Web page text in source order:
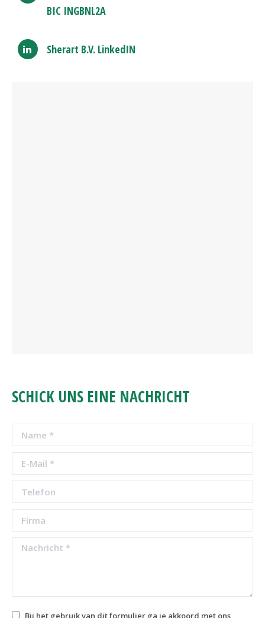
BIC INGBNL2A
Sherart B.V. LinkedIN
SCHICK UNS EINE NACHRICHT
Name *
E-Mail *
Telefon
Firma
Nachricht *
Bij het gebruik van dit formulier ga je akkoord met ons